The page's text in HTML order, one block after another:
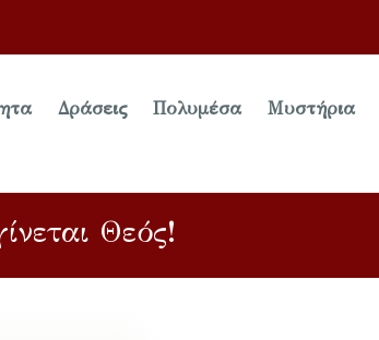
Δράσεις Πολυμέσα Μυστήρια
Θεός!